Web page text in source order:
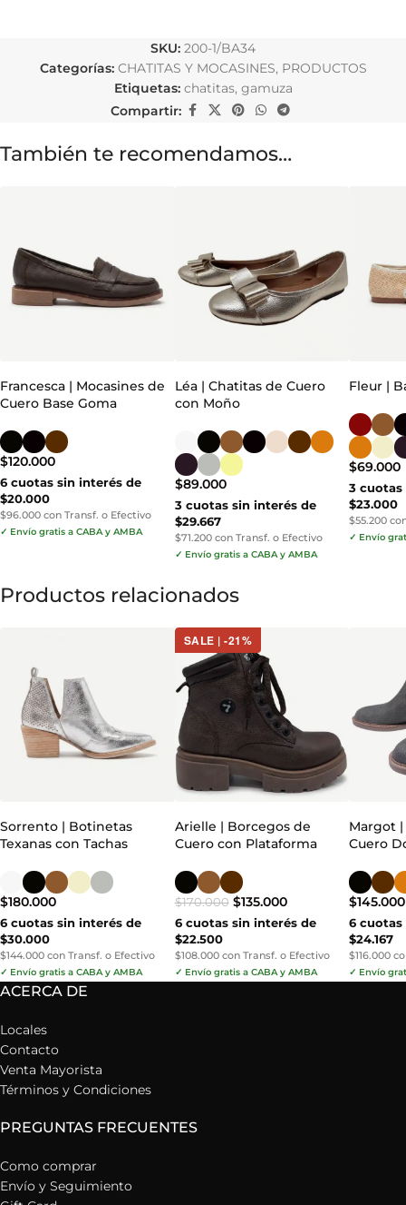
SKU: 200-1/BA34
Categorías: CHATITAS Y MOCASINES, PRODUCTOS
Etiquetas: chatitas, gamuza
Compartir:
También te recomendamos…
Francesca | Mocasines de
Cuero Base Goma
$120.000
6 cuotas sin interés de
$20.000
$96.000 con Transf. o Efectivo
✓ Envío gratis a CABA y AMBA
Léa | Chatitas de Cuero
con Moño
$89.000
3 cuotas sin interés de
$29.667
$71.200 con Transf. o Efectivo
✓ Envío gratis a CABA y AMBA
Fleur |
$69.000
3 cuotas
$23.000
$55.200
✓ Envío
Productos relacionados
Sorrento | Botinetas
Texanas con Tachas
$180.000
6 cuotas sin interés de
$30.000
$144.000 con Transf. o Efectivo
✓ Envío gratis a CABA y AMBA
SALE | -21%
Arielle | Borcegos de
Cuero con Plataforma
$170.000 $135.000
6 cuotas sin interés de
$22.500
$108.000 con Transf. o Efectivo
✓ Envío gratis a CABA y AMBA
Margot
Cuero
$145.000
6 cuotas
$24.167
$116.000
✓ Envío
ACERCA DE
Locales
Contacto
Venta Mayorista
Términos y Condiciones
PREGUNTAS FRECUENTES
Como comprar
Envío y Seguimiento